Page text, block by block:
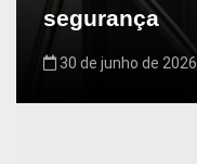
segurança
30 de junho de 2026